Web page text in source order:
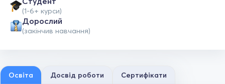
(1-6+ курси)
Дорослий
(закінчив навчання)
Освіта Досвід роботи Сертифікати